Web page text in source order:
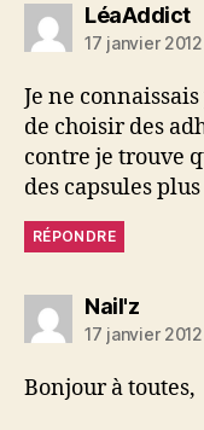
LéaAddict
17 janvier
Je ne
de choisir des
contre je trouve
des capsules
RÉPONDRE
Nail'zdit :
17 janvier
Bonjour à toutes,